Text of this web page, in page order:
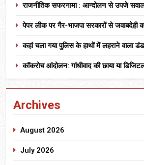
राजनीतिक सफरनामा : आन्दोलन से उपजे
पेपर लीक पर गैर-भाजपा सरकारों से जवाबदेही
कहां चला गया पुलिस के हाथों में लहराने वाला
कॉकरोच आंदोलन: गांधीवाद की छाया या
Archives
August 2026
July 2026